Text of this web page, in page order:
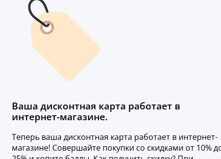
Ваша дисконтная карта работает в
интернет-магазине.
Теперь ваша дисконтная карта работает в интернет-
магазине! Совершайте покупки со скидками от 10%